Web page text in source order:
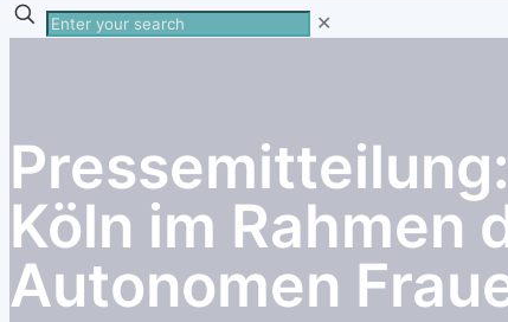
Enter
your
✕
Köln im Rahmen
Autonomen